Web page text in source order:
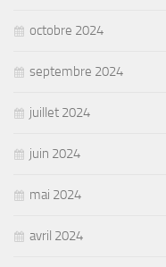
octobre 2024
septembre 2024
juillet 2024
juin 2024
mai 2024
avril 2024